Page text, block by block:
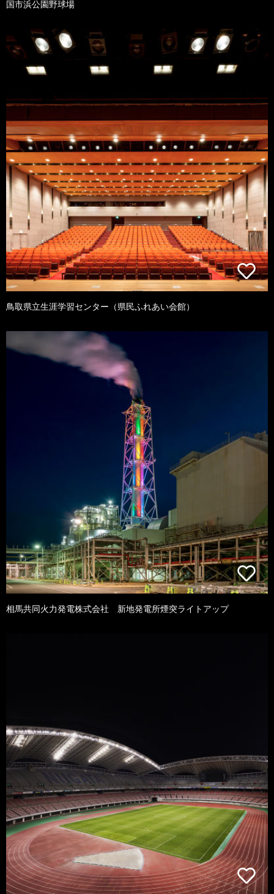
国市浜公園野球場
鳥取県立生涯学習センター（県民ふれあい会館）
相馬共同火力発電株式会社 新地発電所煙突ライトアップ